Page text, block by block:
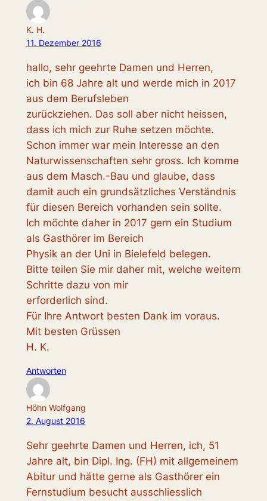
K. H.
11. Dezember 2016
hallo, sehr geehrte Damen und Herren,
ich bin 68 Jahre alt und werde mich in 2017
aus dem Berufsleben
zurückziehen. Das soll aber nicht heissen,
dass ich mich zur Ruhe setzen möchte.
Schon immer war mein Interesse an den
Naturwissenschaften sehr gross. Ich komme
aus dem Masch.-Bau und glaube, dass
damit auch ein grundsätzliches Verständnis
für diesen Bereich vorhanden sein sollte.
Ich möchte daher in 2017 gern ein Studium
als Gasthörer im Bereich
Physik an der Uni in Bielefeld belegen.
Bitte teilen Sie mir daher mit, welche weitern
Schritte dazu von mir
erforderlich sind.
Für Ihre Antwort besten Dank im voraus.
Mit besten Grüssen
H. K.
Antworten
Höhn Wolfgang
2. August 2016
Sehr geehrte Damen und Herren, ich, 51
Jahre alt, bin Dipl. Ing. (FH) mit allgemeinem
Abitur und hätte gerne als Gasthörer ein
Fernstudium besucht ausschliesslich